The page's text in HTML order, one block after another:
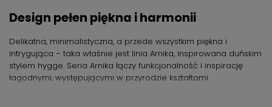
Design pełen piękna i harmonii
Delikatna, minimalistyczna, a przede wszystkim piękna i
intrygująca – taka właśnie jest linia Arnika, inspirowana duńskim
stylem hygge. Seria Arnika łączy funkcjonalność i inspirację
łagodnymi, występującymi w przyrodzie kształtami.